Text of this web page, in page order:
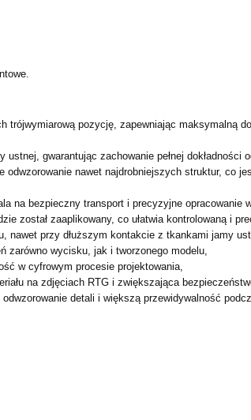
pozycję, zapewniając maksymalną
gwarantując zachowanie pełnej dokładności
nawet najdrobniejszych struktur, co
na bezpieczny transport i precyzyjne opracowanie
został zaaplikowany, co ułatwia kontrolowaną i
nawet przy dłuższym kontakcie z tkankami jamy
zarówno wycisku, jak i tworzonego modelu,
w cyfrowym procesie projektowania,
na zdjęciach RTG i zwiększająca
detali i większą przewidywalność